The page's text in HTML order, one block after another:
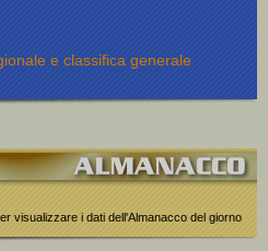
e classifica generale
visualizzare i dati dell'Almanacco del giorno